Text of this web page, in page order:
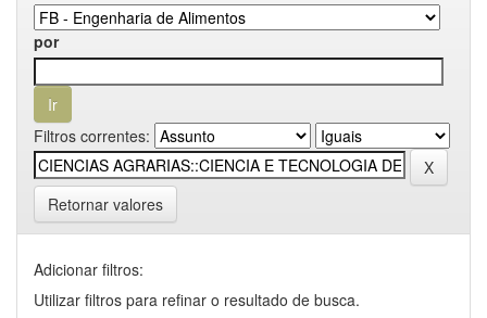
por
Filtros correntes:
Retornar valores
Adicionar filtros:
Utilizar filtros para refinar o resultado de busca.